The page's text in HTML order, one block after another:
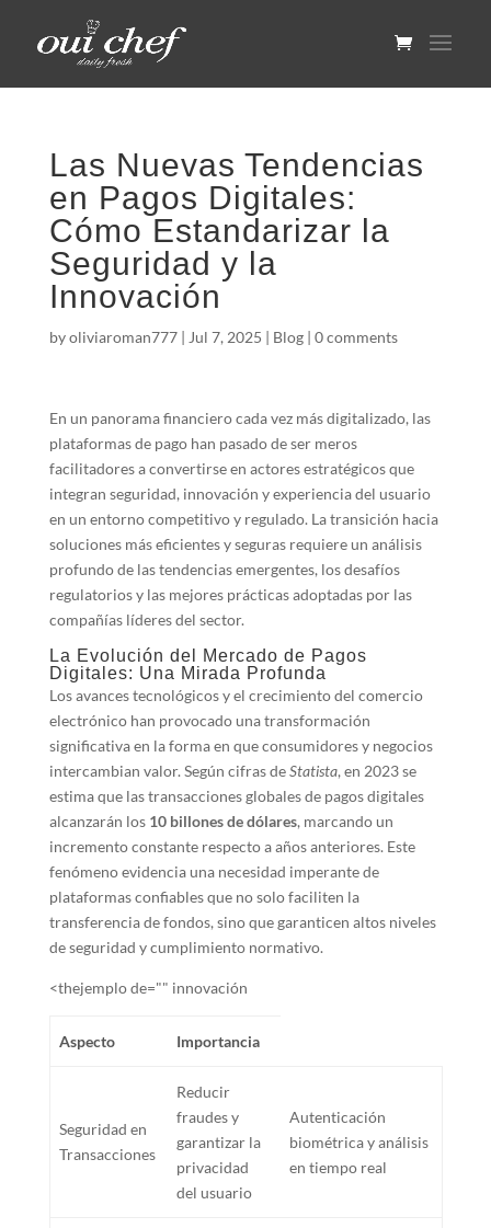
Las Nuevas Tendencias
en Pagos Digitales:
Cómo Estandarizar la
Seguridad y la
Innovación
byoliviaroman777| Jul 7, 2025 | Blog| 0 comments
En un panorama financiero cada vez más digitalizado, las
plataformas de pago han pasado de ser meros
facilitadores a convertirse en actores estratégicos que
integran seguridad, innovación y experiencia del usuario
en un entorno competitivo y regulado. La transición hacia
soluciones más eficientes y seguras requiere un análisis
profundo de las tendencias emergentes, los desafíos
regulatorios y las mejores prácticas adoptadas por las
compañías líderes del sector.
La Evolución del Mercado de Pagos
Digitales: Una Mirada Profunda
Los avances tecnológicos y el crecimiento del comercio
electrónico han provocado una transformación
significativa en la forma en que consumidores y negocios
intercambian valor. Según cifras deStatista, en 2023 se
estima que las transacciones globales de pagos digitales
alcanzarán los 10 billones de dólares, marcando un
incremento constante respecto a años anteriores. Este
fenómeno evidencia una necesidad imperante de
plataformas confiables que no solo faciliten la
transferencia de fondos, sino que garanticen altos niveles
de seguridad y cumplimiento normativo.
<thejemplo de="" innovación
Aspecto Importancia
Seguridad en
Transacciones
Reducir
fraudes y
garantizar la
privacidad
del usuario
Autenticación
biométrica y análisis
en tiempo real